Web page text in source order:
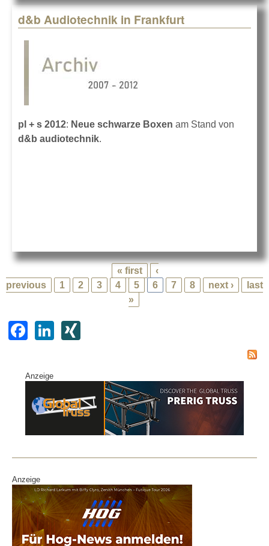
d&b Audiotechnik in Frankfurt
pl + s 2012: Neue schwarze Boxen am Stand von
d&b audiotechnik.
« first
‹
previous
1 2 3 4 5 6 7 8 next ›
last
»
F
c
e
b
k
Li
e
dI
Anzeige
Anzeige